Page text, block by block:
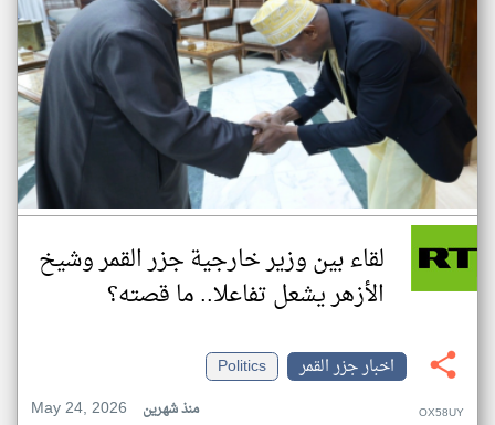
لقاء بين وزير خارجية جزر القمر وشيخ
الأزهر يشعل تفاعلا.. ما قصته؟
اخبار جزر القمر
Politics
May 24, 2026
منذ شهرين OX58UY